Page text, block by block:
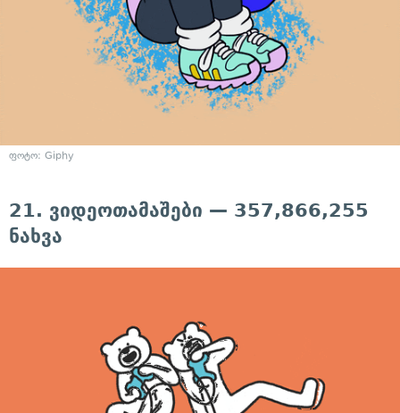
ფოტო: Giphy
21. ვიდეოთამაშები — 357,866,255
ნახვა